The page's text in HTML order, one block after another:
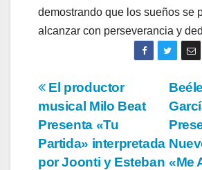
demostrando que los sueños se
alcanzar con perseverancia y
Navegación
de
entradas
«Me
El productor
musical Milo Beat
Presenta «Tu
Partida» interpretada
por Joonti y Esteban